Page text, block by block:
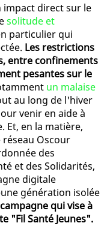
impact direct sur le
solitude et
particulier qui
Les restrictions
entre confinements
pesantes sur le
un malaise
au long de l'hiver
venir en aide à
Et, en la matière,
réseau Oscour
des
et des Solidarités,
digitale
génération isolée
qui vise à
"Fil Santé Jeunes".